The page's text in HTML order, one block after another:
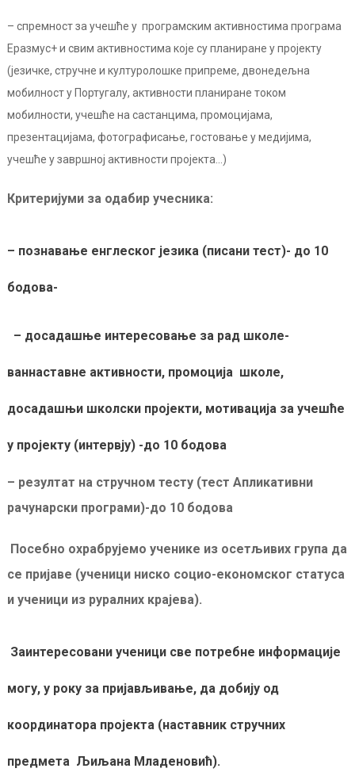
– спремност за учешће у програмским активностима програма
Еразмус+ и свим активностима које су планиране у пројекту
(језичке, стручне и културолошке припреме, двонедељна
мобилност у Португалу, активности планиране током
мобилности, учешће на састанцима, промоцијама,
презентацијама, фотографисање, гостовање у медијима,
учешће у завршној активности пројекта…)
Критеријуми за одабир учесника:
– познавање енглеског језика (писани тест)- до 10
бодова-
– досадашње интересовање за рад школе-
ваннаставне активности, промоција школе,
досадашњи школски пројекти, мотивација за учешће
у пројекту (интервју) -до 10 бодова
– резултат на стручном тесту (тест Апликативни
рачунарски програми)-до 10 бодова
Посебно охрабрујемо ученике из осетљивих група да
се пријаве (ученици ниско социо-економског статуса
и ученици из руралних крајева).
Заинтересовани ученици све потребне информације
могу, у року за пријављивање, да добију од
координатора пројекта (наставник стручних
предмета Љиљана Младеновић).